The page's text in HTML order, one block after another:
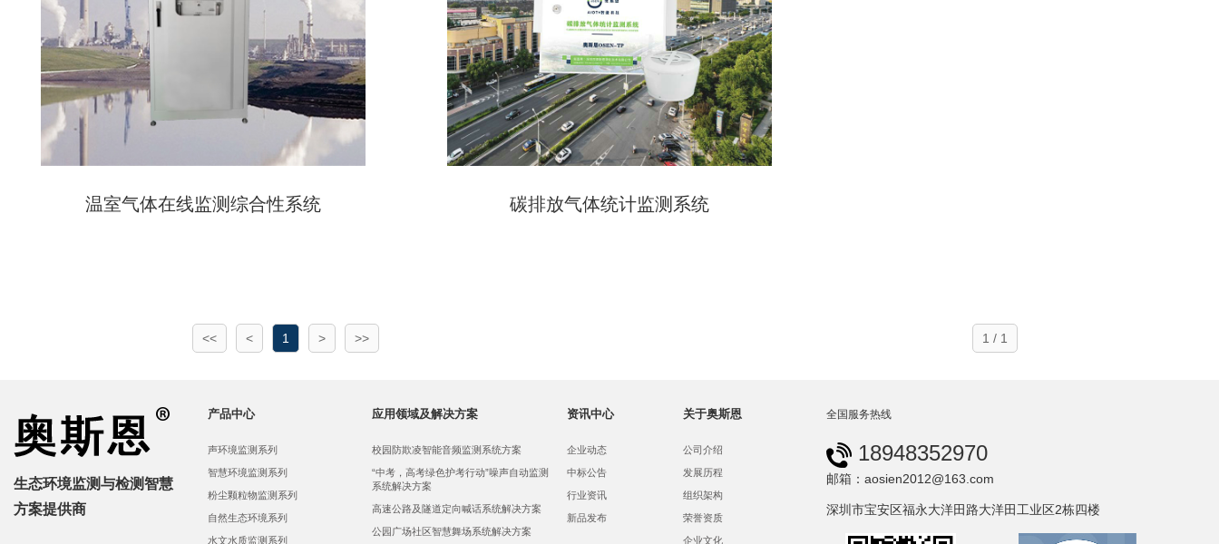
温室气体在线监测综合性系统 碳排放气体统计监测系统
1 / 1
<< < 1 > >>
生态环境监测与检测智慧
方案提供商
产品中心
声环境监测系列
智慧环境监测系列
粉尘颗粒物监测系列
自然生态环境系列
水文水质监测系列
应用领域及解决方案
校园防欺凌智能音频监测系统方案
“中考，高考绿色护考行动”噪声自动监测
系统解决方案
高速公路及隧道定向喊话系统解决方案
公园广场社区智慧舞场系统解决方案
资讯中心
企业动态
中标公告
行业资讯
新品发布
关于奥斯恩
公司介绍
发展历程
组织架构
荣誉资质
企业文化
全国服务热线
18948352970
邮箱：aosien2012@163.com
深圳市宝安区福永大洋田路大洋田工业区2栋四楼